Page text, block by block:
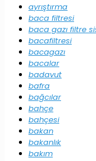
ayrıştırma
baca filtresi
baca gazı filtre
bacafiltresi
bacagazı
bacalar
badavut
bafra
bağcılar
bahçe
bahçesi
bakan
bakanlık
bakım